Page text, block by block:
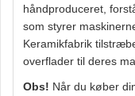
håndproduceret,
som styrer
Keramikfabrik
overflader til deres
Obs! Når du køber